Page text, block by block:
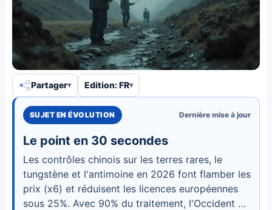
Partager Edition: FR
SUJET EN ÉVOLUTION Dernière mise à jour
Le point en 30 secondes
Les contrôles chinois sur les terres rares, le
tungstène et l'antimoine en 2026 font flamber les
prix (x6) et réduisent les licences européennes
sous 25%. Avec 90% du traitement, l'Occident a